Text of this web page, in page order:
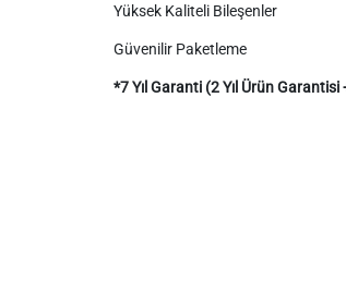
Yüksek Kaliteli Bileşenler
Güvenilir Paketleme
*7 Yıl Garanti (2 Yıl Ürün